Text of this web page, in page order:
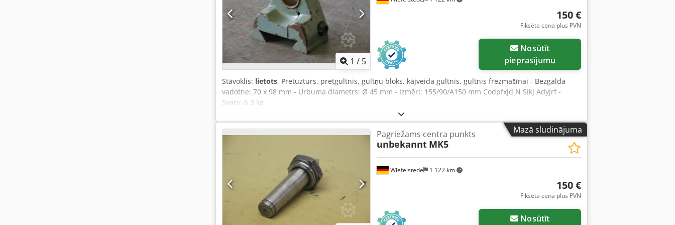
1 / 5
150 €
Fiksēta cena plus PVN
pieprasījumu
Stāvoklis: lietots, Pretuzturs, pretgultnis, gultņu bloks, kājveida gultnis, gultnis frēzmašīnai - Bezgalda
vadotne: 70 x 98 mm - Urbuma diametrs: Ø 45 mm - Izmēri: 155/90/A150 mm Codpfxjd N Sikj Adyjrf -
Svars: 6,3 kg
Mazā sludinājuma
Wiefelstede 1 122 km
Pagriežams centra punkts
unbekannt MK5
150 €
Fiksēta cena plus PVN